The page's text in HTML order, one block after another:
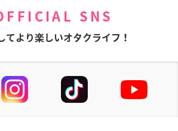
SNS
てより楽しいオタクライフ！